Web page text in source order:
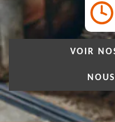
VOIR